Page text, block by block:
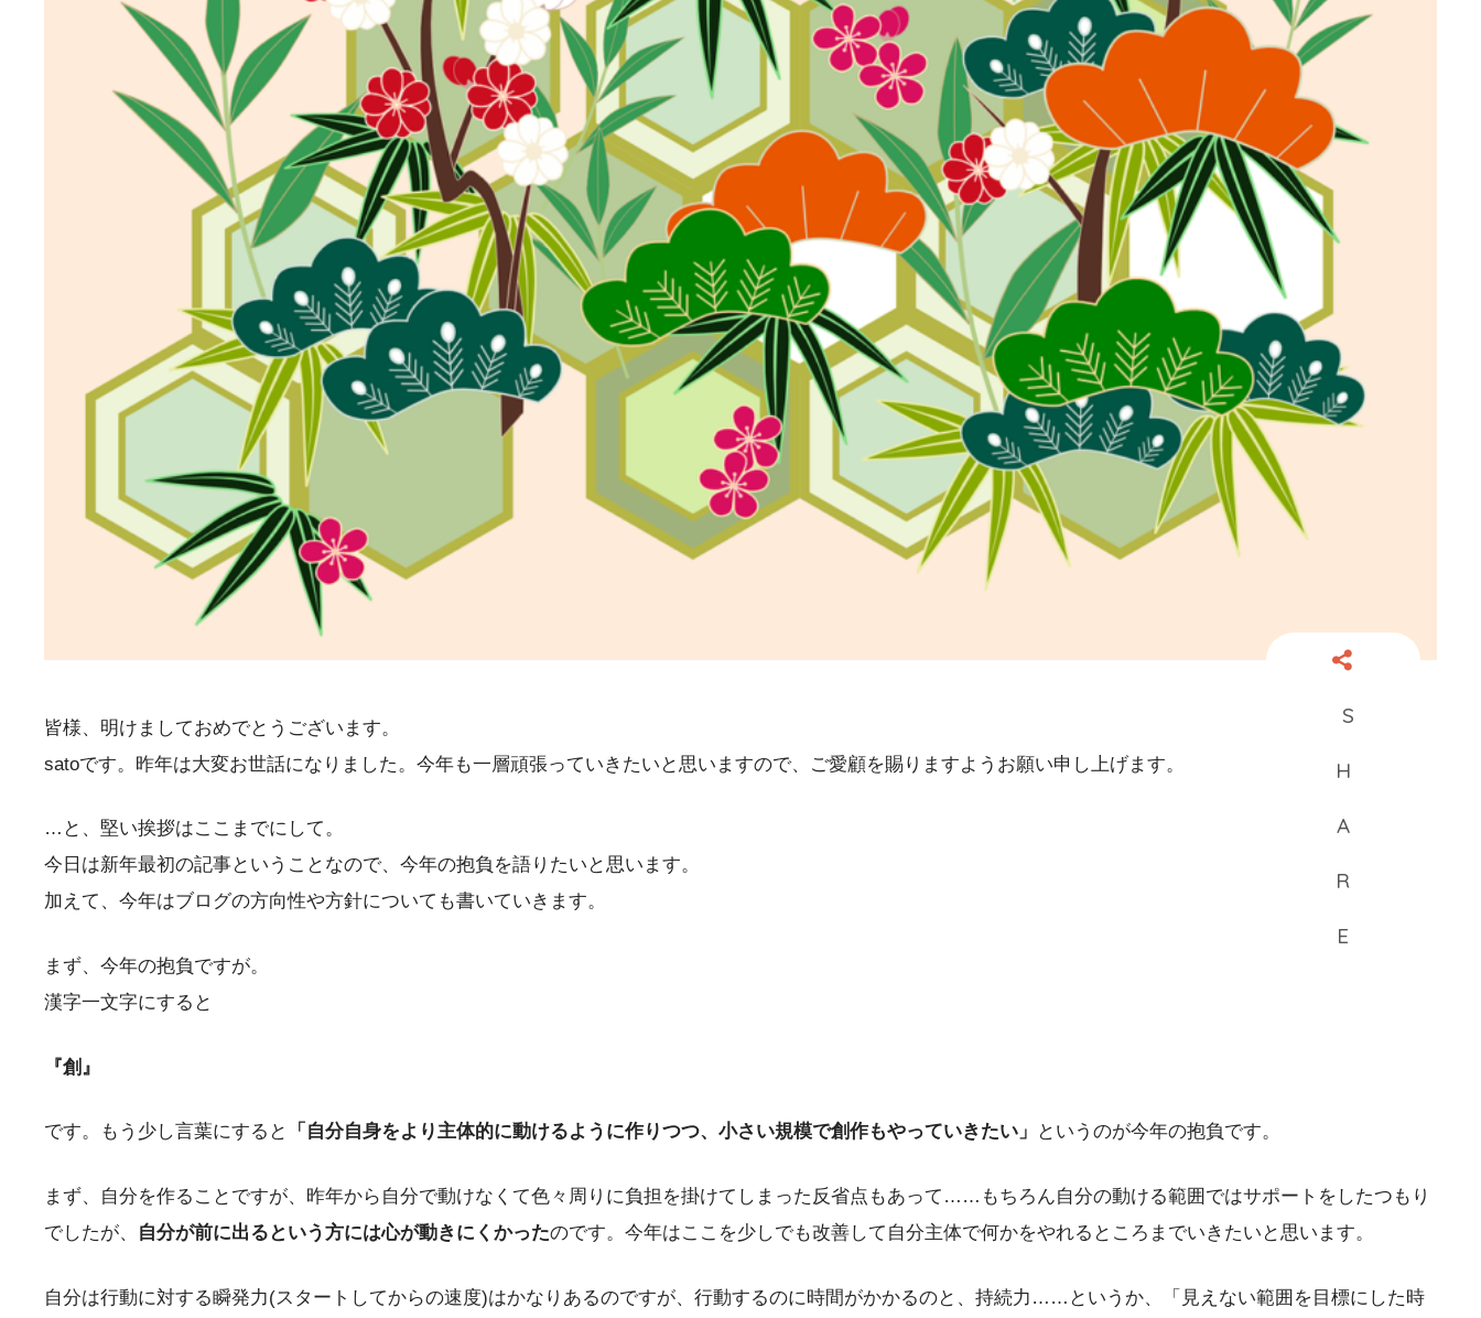
皆様、明けましておめでとうございます。
satoです。昨年は大変お世話になりました。今年も一層頑張っていきたいと思いますので、ご愛顧を賜りますようお願い申し上げます。
…と、堅い挨拶はここまでにして。
今日は新年最初の記事ということなので、今年の抱負を語りたいと思います。
加えて、今年はブログの方向性や方針についても書いていきます。
まず、今年の抱負ですが。
漢字一文字にすると
『創』
です。もう少し言葉にすると 「自分自身をより主体的に動けるように作りつつ、小さい規模で創作もやっていきたい」 というのが今年の抱負です。
まず、自分を作ることですが、昨年から自分で動けなくて色々周りに負担を掛けてしまった反省点もあって……もちろん自分の動ける範囲ではサポートをしたつもり
でしたが、
自分が前に出るという方には心が動きにくかったのです。今年はここを少しでも改善して自分主体で何かをやれるところまでいきたいと思います。
自分は行動に対する瞬発力(スタートしてからの速度)はかなりあるのですが、行動するのに時間がかかるのと、持続力……というか、「見えない範囲を目標にした時